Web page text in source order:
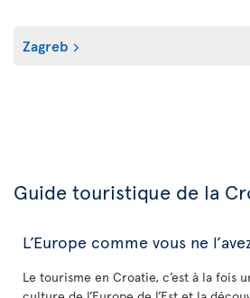
Zagreb
Guide touristique de la
L’Europe comme vous ne
Le tourisme en Croatie, c’est à la fois